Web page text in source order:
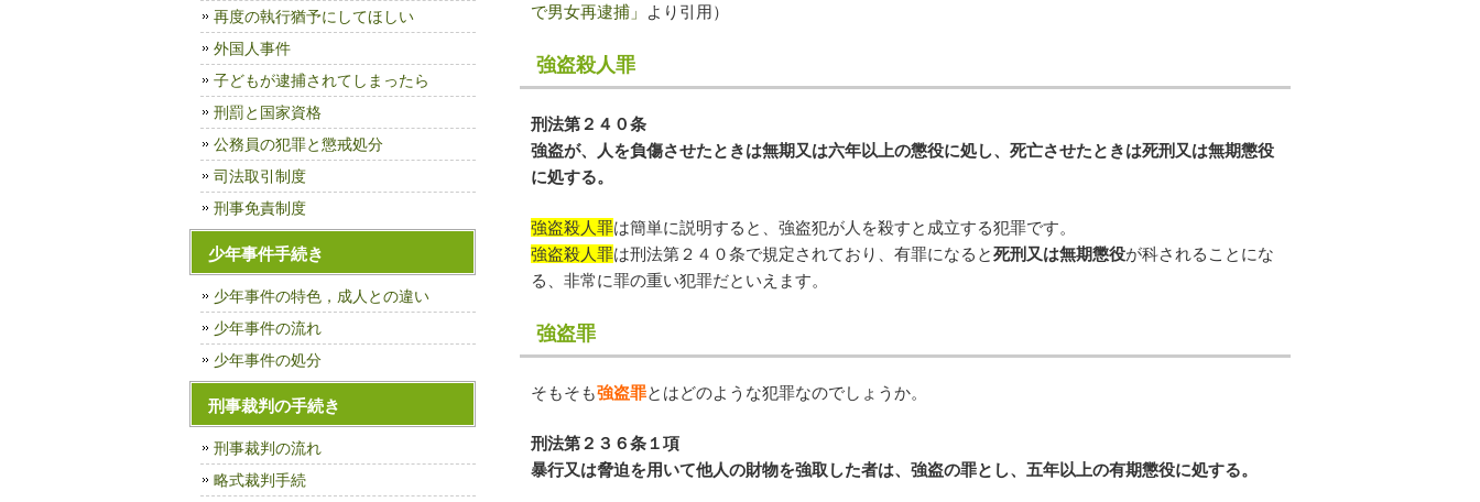
で男女再逮捕」
より引用）
強盗殺人罪
刑法第２４０条
強盗が、人を負傷させたときは無期又は六年以上の懲役に処し、死亡させたときは死刑又は無期懲役
に処する。
強盗殺人罪は簡単に説明すると、強盗犯が人を殺すと成立する犯罪です。
強盗殺人罪は刑法第２４０条で規定されており、有罪になると死刑又は無期懲役が科されることにな
る、非常に罪の重い犯罪だといえます。
強盗罪
そもそも強盗罪とはどのような犯罪なのでしょうか。
刑法第２３６条１項
暴行又は脅迫を用いて他人の財物を強取した者は、強盗の罪とし、五年以上の有期懲役に処する。
再度の執行猶予にしてほしい
外国人事件
子どもが逮捕されてしまったら
刑罰と国家資格
公務員の犯罪と懲戒処分
司法取引制度
刑事免責制度
少年事件手続き
少年事件の特色，成人との違い
少年事件の流れ
少年事件の処分
刑事裁判の手続き
刑事裁判の流れ
略式裁判手続